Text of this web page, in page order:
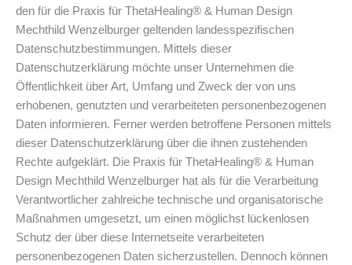
den für die Praxis für ThetaHealing® & Human Design
Mechthild Wenzelburger geltenden landesspezifischen
Datenschutzbestimmungen. Mittels dieser
Datenschutzerklärung möchte unser Unternehmen die
Öffentlichkeit über Art, Umfang und Zweck der von uns
erhobenen, genutzten und verarbeiteten personenbezogenen
Daten informieren. Ferner werden betroffene Personen mittels
dieser Datenschutzerklärung über die ihnen zustehenden
Rechte aufgeklärt. Die Praxis für ThetaHealing® & Human
Design Mechthild Wenzelburger hat als für die Verarbeitung
Verantwortlicher zahlreiche technische und organisatorische
Maßnahmen umgesetzt, um einen möglichst lückenlosen
Schutz der über diese Internetseite verarbeiteten
personenbezogenen Daten sicherzustellen. Dennoch können